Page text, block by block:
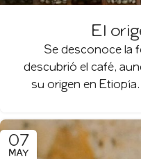
El
Se desconoce la
descubrió el café,
su origen en
07
MAY